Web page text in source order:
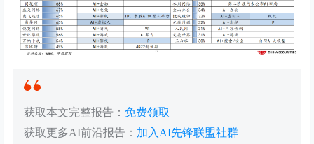
获取本文完整报告： 免费领取
获取更多AI前沿报告： 加入AI先锋联盟社群